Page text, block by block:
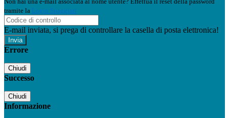
tramite la Login Spaggiari
E-mail inviata, si prega di controllare la casella di posta elettronica!
Errore
Chiudi
Successo
Chiudi
Informazione